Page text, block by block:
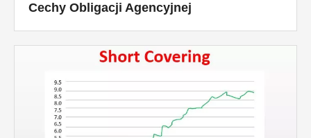
Cechy Obligacji Agencyjnej